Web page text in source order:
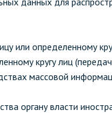
или определенному
кругу лиц
массовой
органу власти